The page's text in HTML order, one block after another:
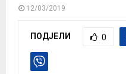
12/03/2019
ПОДЈЕЛИ 0